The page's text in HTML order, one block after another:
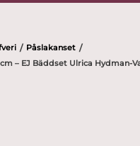
/ Påslakanset /
– EJ Bäddset Ulrica Hydman-